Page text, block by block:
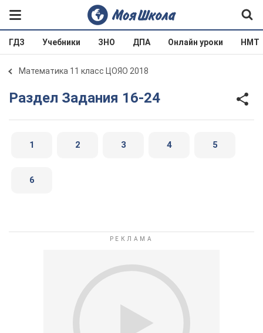
ГДЗ Учебники ЗНО ДПА Онлайн уроки НМТ
Математика 11 класс ЦОЯО 2018
Раздел Задания 16-24
1 2 3 4 5
6